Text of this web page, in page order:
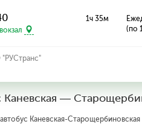
1ч 35м
(по
Каневская —
Каневская-